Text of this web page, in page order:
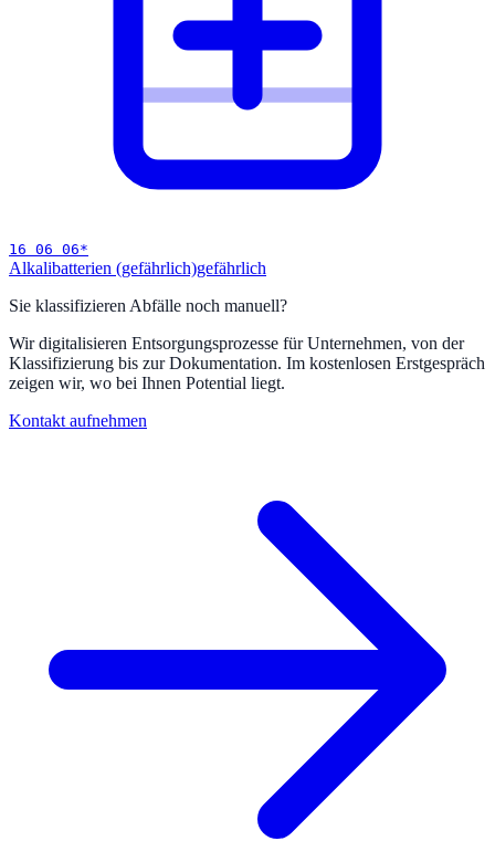
16 06 06*
Alkalibatterien (gefährlich)gefährlich
Sie klassifizieren Abfälle noch manuell?
Wir digitalisieren Entsorgungsprozesse für Unternehmen, von der
Klassifizierung bis zur Dokumentation. Im kostenlosen Erstgespräch
zeigen wir, wo bei Ihnen Potential liegt.
Kontakt aufnehmen